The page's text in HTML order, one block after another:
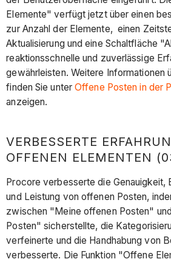
Elemente" verfügt jetzt über einen
zur Anzahl der Elemente, einen
Aktualisierung und eine Schaltfläche
reaktionsschnelle und zuverlässige
gewährleisten. Weitere Informationen
finden Sie unterOffene Posten in der
anzeigen.
VERBESSERTE
OFFENEN ELEMENTEN
Procore verbesserte die Genauigkeit,
und Leistung von offenen Posten,
zwischen "Meine offenen Posten"
Posten" sicherstellte, die
verfeinerte und die Handhabung von
verbesserte. Die Funktion "Offene